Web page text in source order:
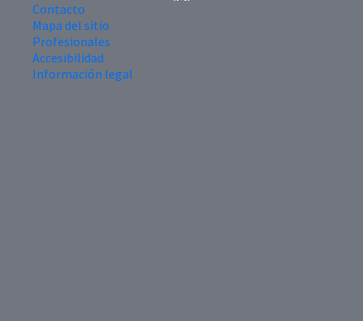
Contacto
Mapa del sitio
Profesionales
Accesibilidad
Información legal